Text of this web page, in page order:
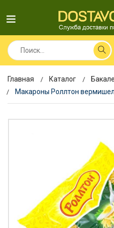
Главная Каталог
Макароны Роллтон